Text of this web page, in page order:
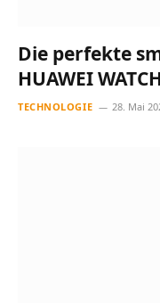
Die perfekte
HUAWEI
TECHNOLOGIE 28. Mai